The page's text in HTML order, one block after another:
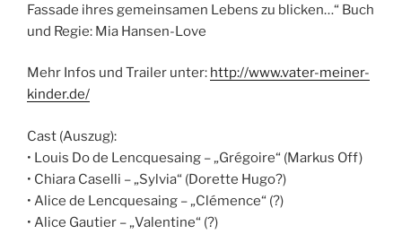
Fassade ihres gemeinsamen Lebens zu blicken…“ Buch
und Regie: Mia Hansen-Love
Mehr Infos und Trailer unter: http://www.vater-meiner-
kinder.de/
Cast (Auszug):
• Louis Do de Lencquesaing – „Grégoire“ (Markus Off)
• Chiara Caselli – „Sylvia“ (Dorette Hugo?)
• Alice de Lencquesaing – „Clémence“ (?)
• Alice Gautier – „Valentine“ (?)